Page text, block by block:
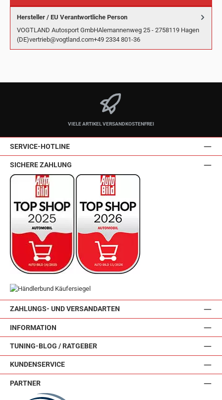
Hersteller / EU Verantwortliche Person
VOGTLAND Autosport GmbHAlemannenweg 25 - 2758119 Hagen
(DE)vertrieb@vogtland.com+49 2334 801-36
VIELE ARTIKEL VERSANDKOSTENFREI
SERVICE-HOTLINE
ZAHLUNGS- UND VERSANDARTEN
INFORMATION
TUNING-BLOG / RATGEBER
KUNDENSERVICE
SICHERE ZAHLUNG
PARTNER